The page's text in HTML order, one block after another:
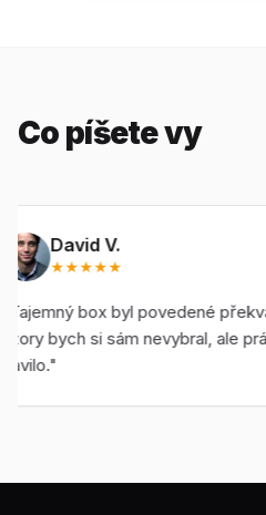
Co píšete vy
Lucie H.
★★★★
"Objednávka dorazila
pořádku. Jeden pár byl